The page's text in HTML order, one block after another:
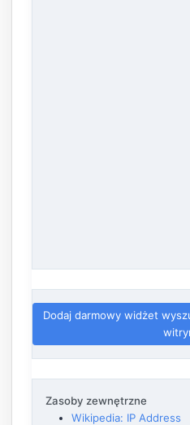
Dodaj darmowy widżet
Zasoby zewnętrzne
Wikipedia: IP Address